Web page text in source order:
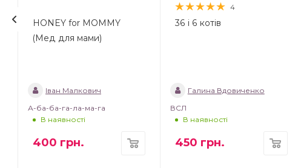
HONEY for MOMMY
(Мед для мами)
Іван Малкович
А-ба-ба-га-ла-ма-га
В наявності
400 грн.
4
36 і 6 котів
Галина Вдовиченко
ВСЛ
В наявності
450 грн.